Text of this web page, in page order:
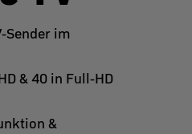
Sender im
& 40 in Full-HD
&